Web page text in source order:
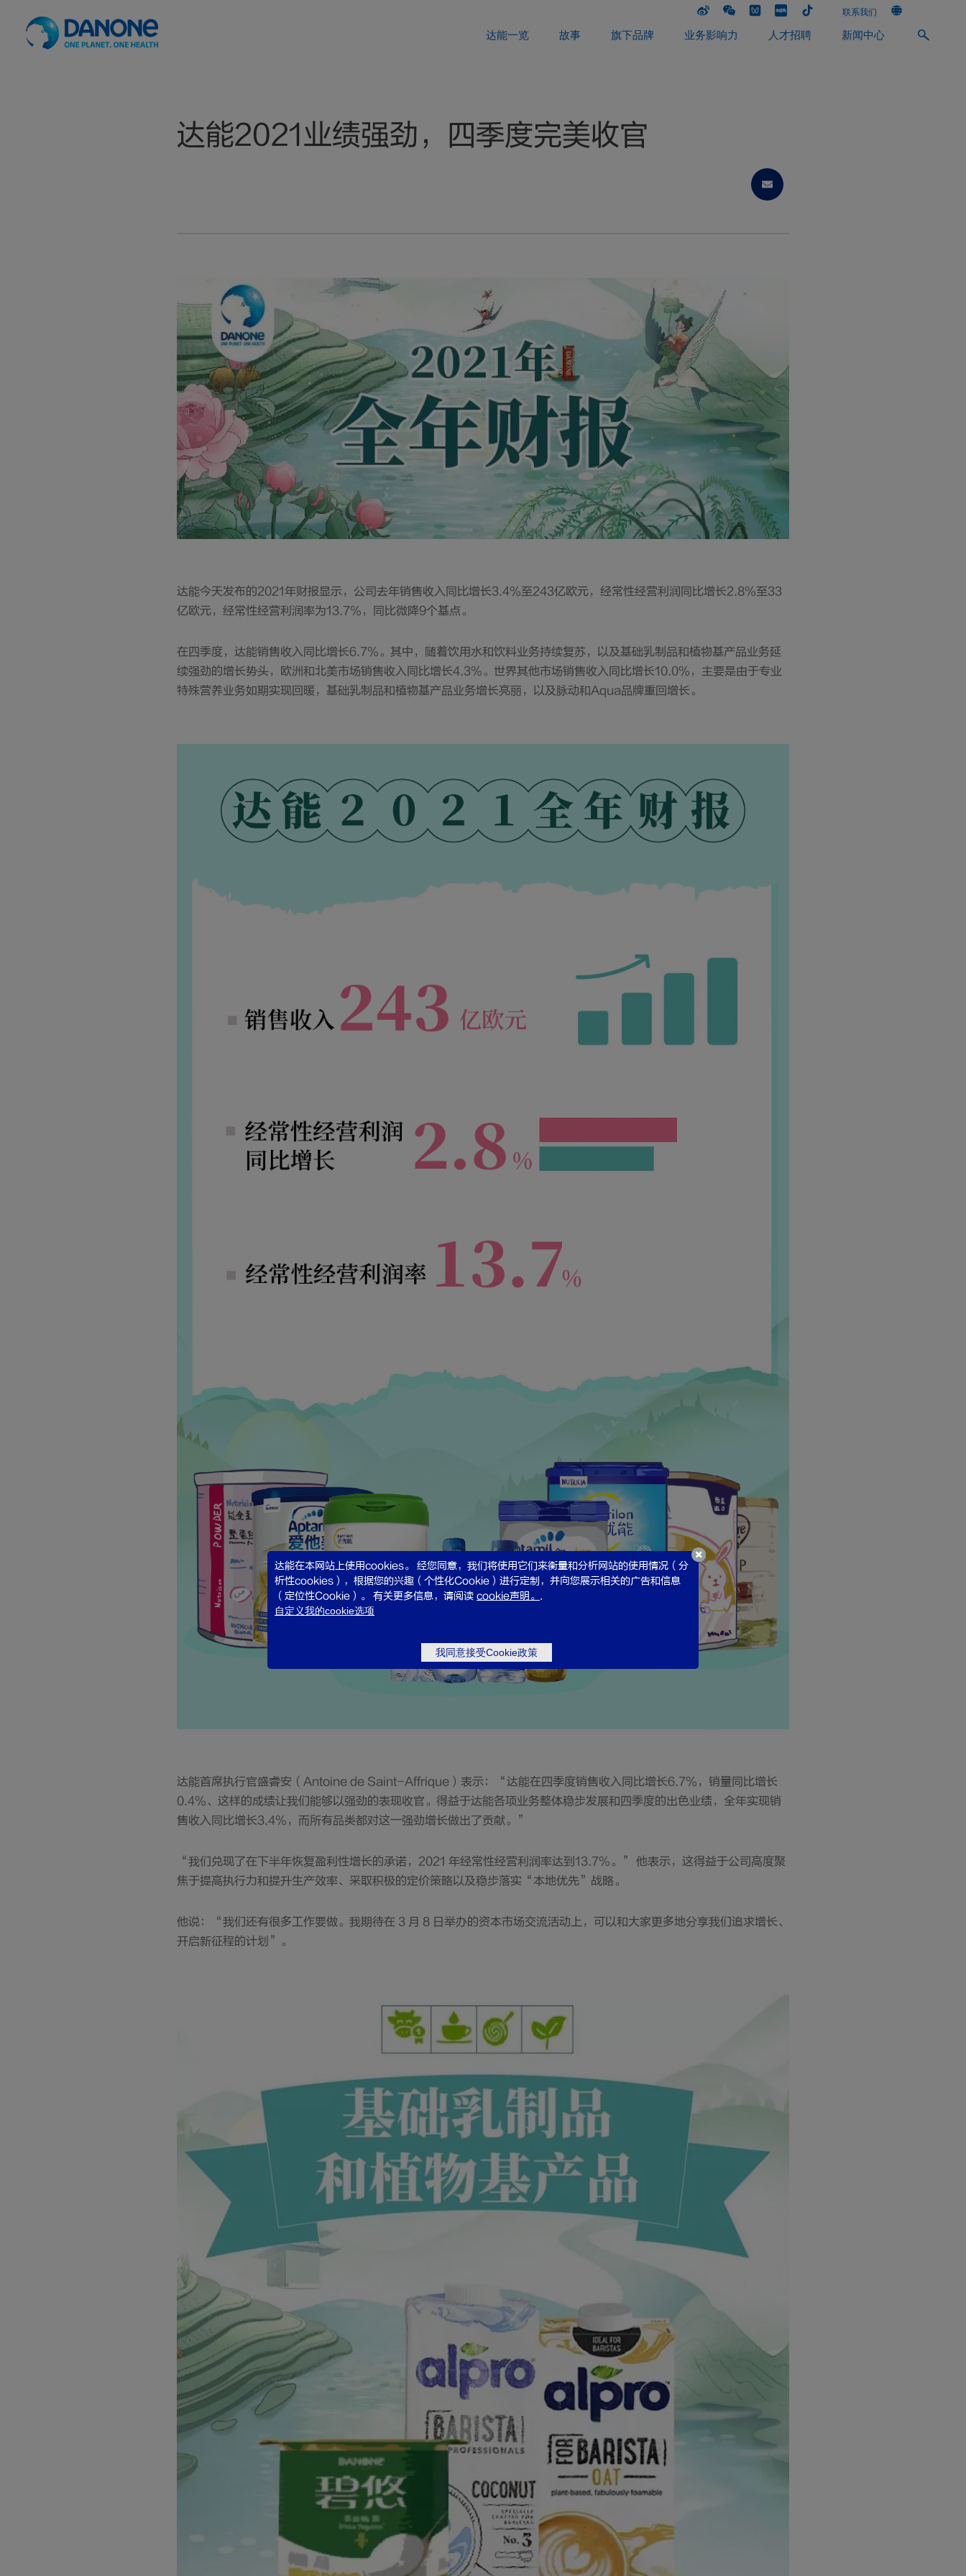
达能一览 故事 旗下品牌 业务影响力 人才招聘 新闻中心
联系我们
达能2021业绩强劲，四季度完美收官
达能今天发布的2021年财报显示，公司去年销售收入同比增长3.4%至243亿欧元，经常性经营利润同比增长2.8%至33
亿欧元，经常性经营利润率为13.7%，同比微降9个基点。
在四季度，达能销售收入同比增长6.7%。其中，随着饮用水和饮料业务持续复苏，以及基础乳制品和植物基产品业务延
续强劲的增长势头，欧洲和北美市场销售收入同比增长4.3%。世界其他市场销售收入同比增长10.0%，主要是由于专业
特殊营养业务如期实现回暖，基础乳制品和植物基产品业务增长亮丽，以及脉动和Aqua品牌重回增长。
达能首席执行官盛睿安（Antoine de Saint-Affrique）表示：“达能在四季度销售收入同比增长6.7%，销量同比增长
0.4%、这样的成绩让我们能够以强劲的表现收官。得益于达能各项业务整体稳步发展和四季度的出色业绩，全年实现销
售收入同比增长3.4%，而所有品类都对这一强劲增长做出了贡献。”
“我们兑现了在下半年恢复盈利性增长的承诺，2021 年经常性经营利润率达到13.7%。” 他表示，这得益于公司高度聚
焦于提高执行力和提升生产效率、采取积极的定价策略以及稳步落实“本地优先”战略。
他说：“我们还有很多工作要做。我期待在 3 月 8 日举办的资本市场交流活动上，可以和大家更多地分享我们追求增长、
开启新征程的计划”。
达能在本网站上使用cookies。 经您同意，我们将使用它们来衡量和分析网站的使用情况（分
析性cookies），根据您的兴趣（个性化Cookie）进行定制，并向您展示相关的广告和信息
（定位性Cookie）。 有关更多信息，请阅读 cookie声明。 .
自定义我的cookie选项
我同意接受Cookie政策